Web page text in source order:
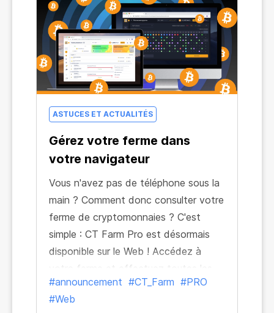
ASTUCES ET ACTUALITÉS
Gérez votre ferme dans
votre navigateur
Vous n'avez pas de téléphone sous la
main ? Comment donc consulter votre
ferme de cryptomonnaies ? C'est
simple : CT Farm Pro est désormais
disponible sur le Web ! Accédez à
votre ferme et effectuez toutes les
opérations nécessaires : vérifications,
réglages, ajustements du calendrier –
#announcement #CT_Farm #PRO
#Web